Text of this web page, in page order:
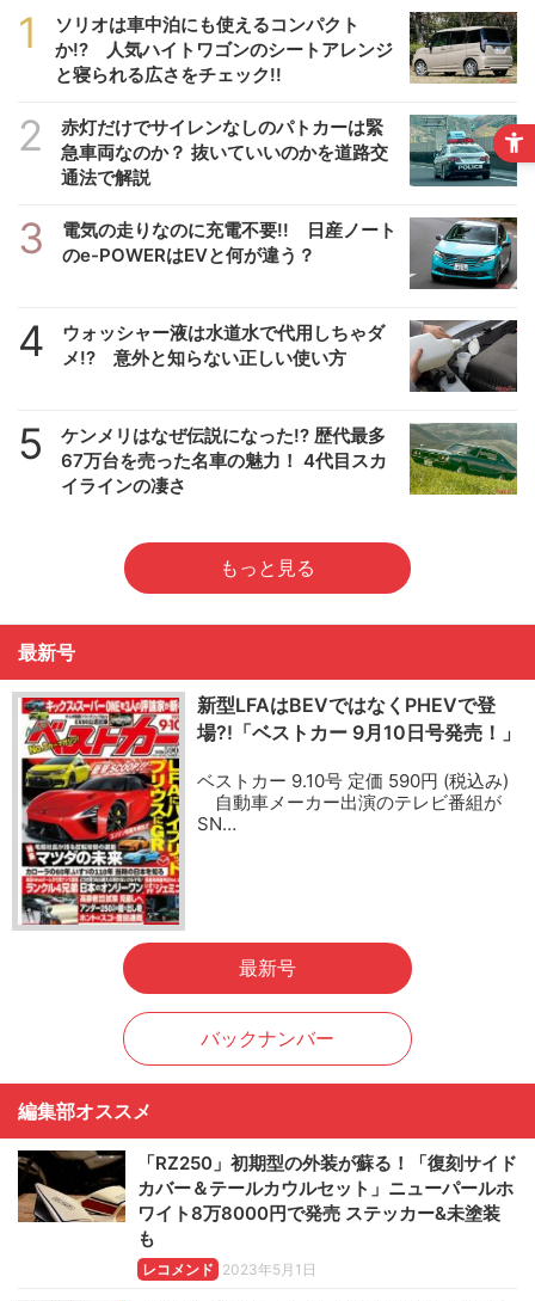
1
ソリオは車中泊にも使えるコンパクト
か!? 人気ハイトワゴンのシートアレンジ
と寝られる広さをチェック!!
2
赤灯だけでサイレンなしのパトカーは緊
急車両なのか？ 抜いていいのかを道路交
通法で解説
3
電気の走りなのに充電不要!! 日産ノート
のe-POWERはEVと何が違う？
4
ウォッシャー液は水道水で代用しちゃダ
メ!? 意外と知らない正しい使い方
5
ケンメリはなぜ伝説になった!? 歴代最多
67万台を売った名車の魅力！ 4代目スカ
イラインの凄さ
もっと見る
最新号
新型LFAはBEVではなくPHEVで登
場?!「ベストカー 9月10日号発売！」
ベストカー 9.10号 定価 590円 (税込み)
自動車メーカー出演のテレビ番組が
SN…
最新号
バックナンバー
編集部オススメ
「RZ250」初期型の外装が蘇る！「復刻サイド
カバー＆テールカウルセット」ニューパールホ
ワイト8万8000円で発売 ステッカー&未塗装
も
レコメンド 2023年5月1日